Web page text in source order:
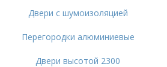
Двери с шумоизоляцией
Перегородки алюминиевые
Двери высотой 2300